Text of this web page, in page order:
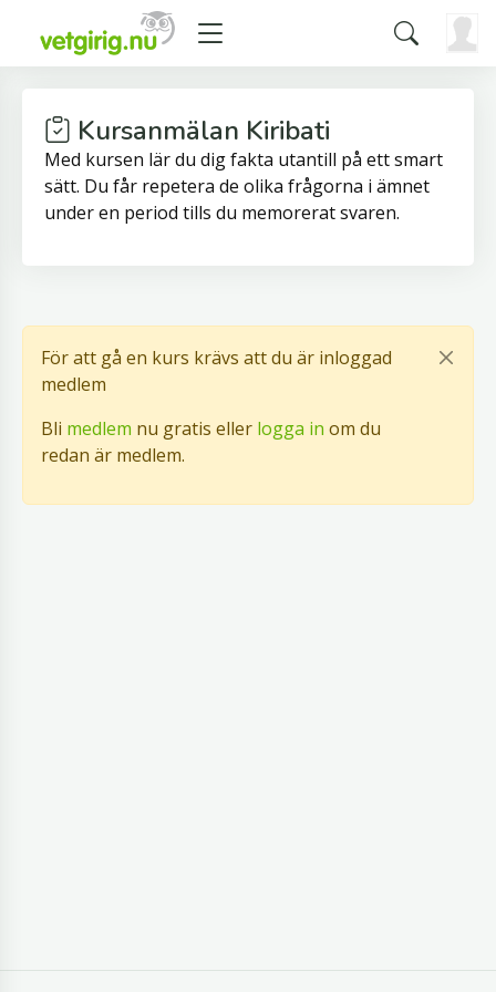
Kursanmälan Kiribati
Med kursen lär du dig fakta utantill på ett smart
sätt. Du får repetera de olika frågorna i ämnet
under en period tills du memorerat svaren.
För att gå en kurs krävs att du är inloggad
medlem
Bli medlem nu gratis eller logga in om du
redan är medlem.